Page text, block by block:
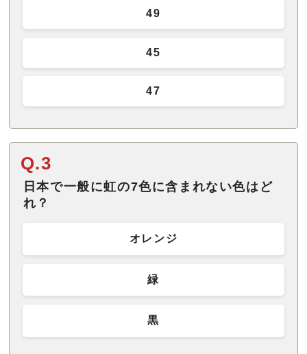
49
45
47
Q.3
日本で一般に虹の7色に含まれない色はど
れ？
オレンジ
緑
黒